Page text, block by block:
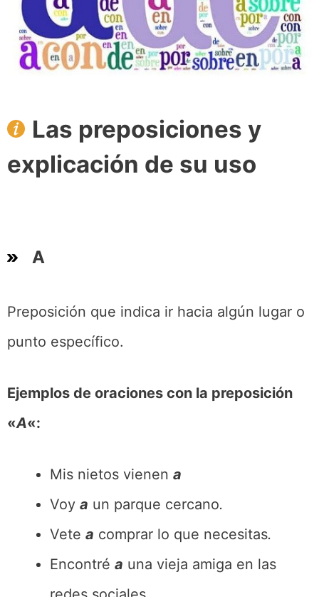
Las preposiciones y
explicación de su uso
A
Preposición que indica ir hacia algún lugar o
punto específico.
Ejemplos de oraciones con la preposición
«A«:
Mis nietos vienen a
Voy a un parque cercano.
Vete a comprar lo que necesitas.
Encontré a una vieja amiga en las